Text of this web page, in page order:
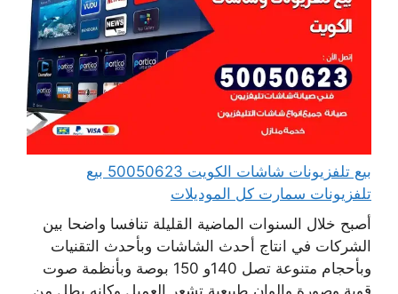
بيع تلفزيونات شاشات الكويت 50050623 بيع
تلفزيونات سمارت كل الموديلات
أصبح خلال السنوات الماضية القليلة تنافسا واضحا بين
الشركات في انتاج أحدث الشاشات وبأحدث التقنيات
وبأحجام متنوعة تصل 140و 150 بوصة وبأنظمة صوت
قوية وصورة والوان طبيعية تشعر العميل وكانه يطل من